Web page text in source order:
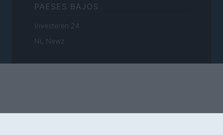
PAESES BAJOS
Investeren 24
NL Newz